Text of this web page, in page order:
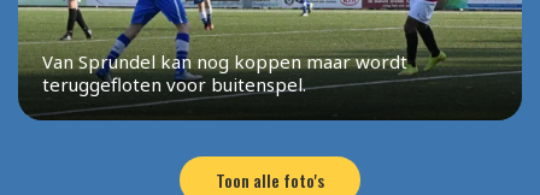
Van Sprundel kan nog koppen maar wordt
teruggefloten voor buitenspel.
Toon alle foto's